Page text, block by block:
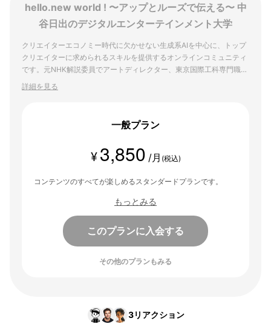
hello.new world ! 〜アップとルーズで伝える〜 中
谷日出のデジタルエンターテインメント大学
クリエイターエコノミー時代に欠かせない生成系AIを中心に、トップ
クリエイターに求められるスキルを提供するオンラインコミュニティ
です。元NHK解説委員でアートディレクター、東京国際工科専門職大
学教授としても活躍する中谷日出“学長”が、これまでのキャリアで培
詳細を見る
一般プラン
¥ 3,850 /月 (税込)
コンテンツのすべてが楽しめるスタンダードプランです。
もっとみる
このプランに入会する
その他のプランもみる
3リアクション